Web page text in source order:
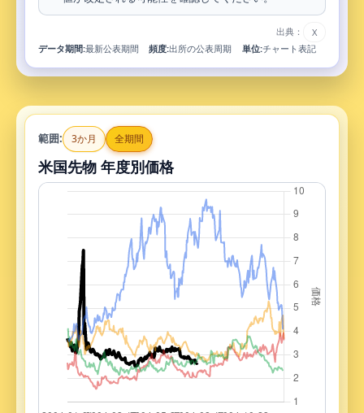
出典：
X
データ期間:最新公表期間 頻度:出所の公表周期 単位:チャート表記
範囲: 3か月 全期間
米国先物 年度別価格